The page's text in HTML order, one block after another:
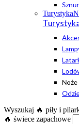
Turystyka
Wyszukaj 🔥 piły i
🔥 świece zapachowe